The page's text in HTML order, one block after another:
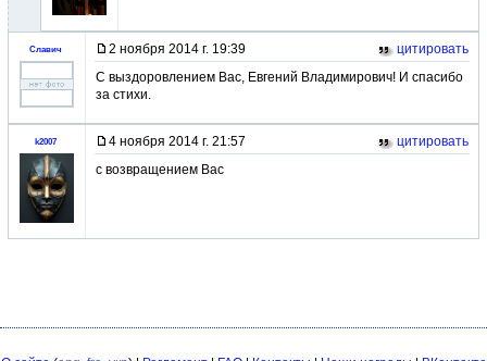
Славич 2 ноября 2014 г. 19:39
цитировать
С выздоровлением Вас, Евгений Владимирович! И спасибо
за стихи.
k2007 4 ноября 2014 г. 21:57
цитировать
с возвращением Вас